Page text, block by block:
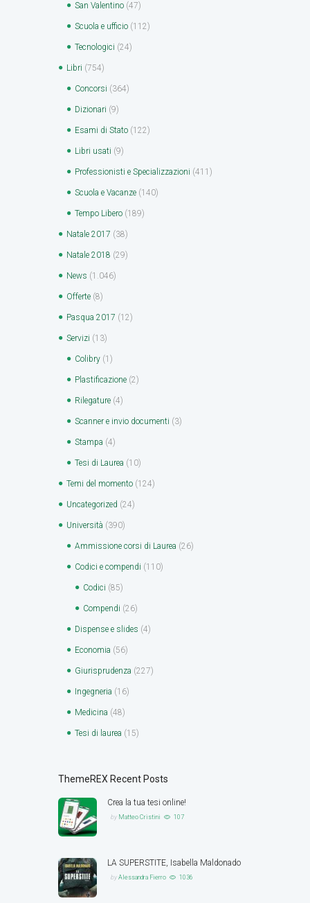
San Valentino (47)
Scuola e ufficio (112)
Tecnologici (24)
Libri (754)
Concorsi (364)
Dizionari (9)
Esami di Stato (122)
Libri usati (9)
Professionisti e Specializzazioni (411)
Scuola e Vacanze (140)
Tempo Libero (189)
Natale 2017 (38)
Natale 2018 (29)
News (1.046)
Offerte (8)
Pasqua 2017 (12)
Servizi (13)
Colibry (1)
Plastificazione (2)
Rilegature (4)
Scanner e invio documenti (3)
Stampa (4)
Tesi di Laurea (10)
Temi del momento (124)
Uncategorized (24)
Università (390)
Ammissione corsi di Laurea (26)
Codici e compendi (110)
Codici (85)
Compendi (26)
Dispense e slides (4)
Economia (56)
Giurisprudenza (227)
Ingegneria (16)
Medicina (48)
Tesi di laurea (15)
ThemeREX Recent Posts
Crea la tua tesi online!
by Matteo Cristini 107
LA SUPERSTITE, Isabella Maldonado
byAlessandra Fierro 1036